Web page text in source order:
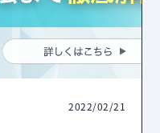
2022/02/21